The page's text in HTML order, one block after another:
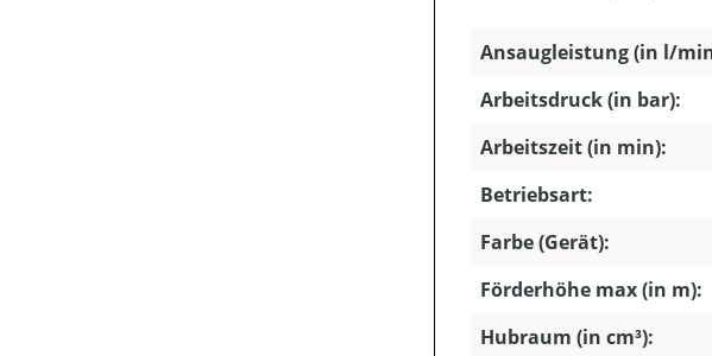
Ansaugleistung (in l/
Arbeitsdruck (in bar):
Arbeitszeit (in min):
Betriebsart:
Farbe (Gerät):
Förderhöhe max (in m):
Hubraum (in cm³):